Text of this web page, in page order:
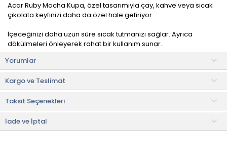
Acar Ruby Mocha Kupa, özel tasarımıyla çay, kahve veya sıcak
çikolata keyfinizi daha da özel hale getiriyor.
İçeceğinizi daha uzun süre sıcak tutmanızı sağlar. Ayrıca
dökülmeleri önleyerek rahat bir kullanım sunar.
İster evde ister ofiste, bu kupa sıcak içecek molalarınızı daha
keyifli hale getirecek. Şık tasarımıyla dekoratif bir parça olarak
da dikkat çeker.
Kahve, çay veya sıcak çikolata gibi içecekleri servis etmek için
kullanabilir. Hem günlük kullanıma hem de özel anlara şıklık
katmak için uygundur. Ergonomik kulp yapısı sayesinde rahat bir
tutuş sunar ve içeceğinizin sıcaklığını uzun süre korumanıza
Yorumlar
Kargo ve Teslimat
Taksit Seçenekleri
İade ve İptal